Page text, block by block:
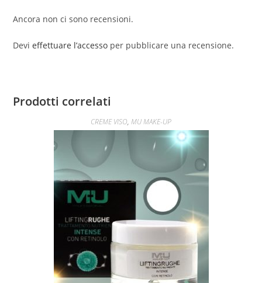
Ancora non ci sono recensioni.
Devieffettuare l’accesso per pubblicare una recensione.
Prodotti correlati
CREME VISO, MU MAKE-UP